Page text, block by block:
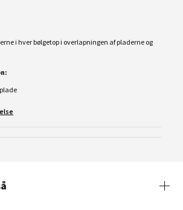
i hver bølgetop i overlapningen af pladerne og